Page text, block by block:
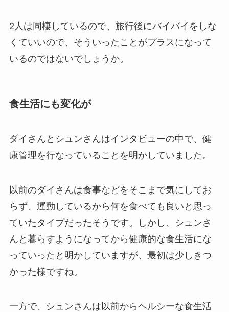
2人は同棲しているので、旅行後にバイバイをしな
くていいので、そういったことがプラスになって
いるのではないでしょうか。
食生活にも変化が
ダイさんとシュンさんはインタビューの中で、健
康管理を行なっていることを明かしていました。
以前のダイさんは食事などをそこまで気にしてお
らず、運動しているから何を食べても良いと思っ
ていたタイプだったそうです。しかし、シュンさ
んと暮らすようになってから健康的な食生活にな
っていったと明かしていますが、最初は少しきつ
かった様ですね。
一方で、シュンさんは以前からヘルシーな食生活